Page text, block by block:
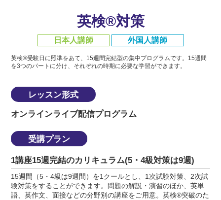
英検®対策
日本人講師 外国人講師
英検®受験日に照準をあて、15週間完結型の集中プログラムです。 15週間
を3つのパートに分け、それぞれの時期に必要な学習ができます。
レッスン形式
オンラインライブ配信プログラム
受講プラン
1講座15週完結のカリキュラム(5・4級対策は9週)
15週間（5・4級は9週間）を1クールとし、1次試験対策、2次試
験対策をすることができます。問題の解説・演習のほか、英単
語、英作文、面接などの分野別の講座をご用意。英検®突破のた